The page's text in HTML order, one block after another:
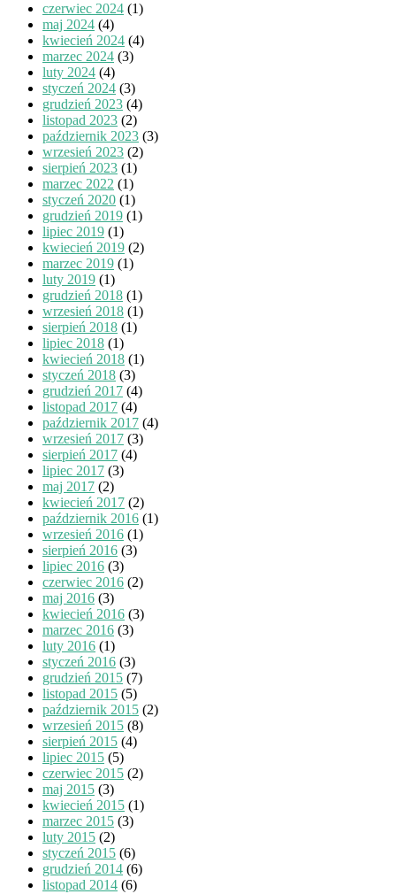
czerwiec 2024 (1)
maj 2024 (4)
kwiecień 2024 (4)
marzec 2024 (3)
luty 2024 (4)
styczeń 2024 (3)
grudzień 2023 (4)
listopad 2023 (2)
październik 2023 (3)
wrzesień 2023 (2)
sierpień 2023 (1)
marzec 2022 (1)
styczeń 2020 (1)
grudzień 2019 (1)
lipiec 2019 (1)
kwiecień 2019 (2)
marzec 2019 (1)
luty 2019 (1)
grudzień 2018 (1)
wrzesień 2018 (1)
sierpień 2018 (1)
lipiec 2018 (1)
kwiecień 2018 (1)
styczeń 2018 (3)
grudzień 2017 (4)
listopad 2017 (4)
październik 2017 (4)
wrzesień 2017 (3)
sierpień 2017 (4)
lipiec 2017 (3)
maj 2017 (2)
kwiecień 2017 (2)
październik 2016 (1)
wrzesień 2016 (1)
sierpień 2016 (3)
lipiec 2016 (3)
czerwiec 2016 (2)
maj 2016 (3)
kwiecień 2016 (3)
marzec 2016 (3)
luty 2016 (1)
styczeń 2016 (3)
grudzień 2015 (7)
listopad 2015 (5)
październik 2015 (2)
wrzesień 2015 (8)
sierpień 2015 (4)
lipiec 2015 (5)
czerwiec 2015 (2)
maj 2015 (3)
kwiecień 2015 (1)
marzec 2015 (3)
luty 2015 (2)
styczeń 2015 (6)
grudzień 2014 (6)
listopad 2014 (6)